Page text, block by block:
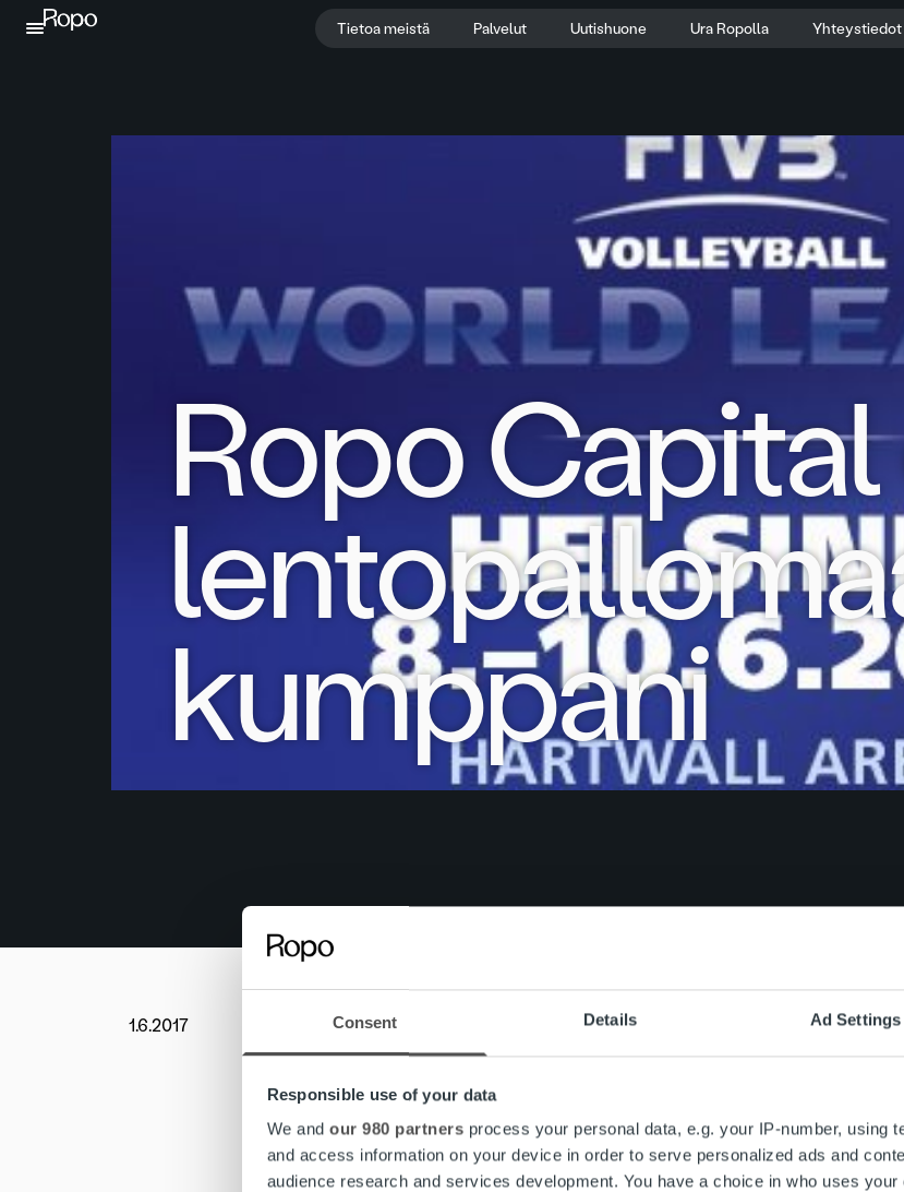
Consent Details Ad Settings
Responsible use of your data
We and our 980 partners process your personal data, e.g. your IP-number, using
and access information on your device in order to serve personalized ads and
audience research and services development. You have a choice in who uses
Jatka sisältöön
Tietoa meistä Palvelut Uutishuone Ura Ropolla Yhteystiedot
Ropo
kumppani
1.6.2017
Tiedote
Lentopallon maailmanliigaa pelataan ensi viikolla
miesten lentopallomaajoukkueen kumppani ja mukana
Maailmanliigan kotiottelut pelataan ensimmäistä kertaa
iltapeleissä Suomi kohtaa torstaina Slovakian, perjantaina